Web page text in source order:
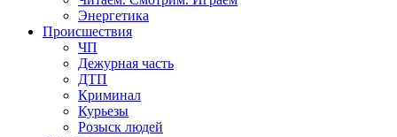
Энергетика
Происшествия
ЧП
Дежурная часть
ДТП
Криминал
Курьезы
Розыск людей